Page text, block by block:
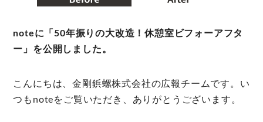
noteに「50年振りの大改造！休憩室ビフォーアフタ
ー」を公開しました。
こんにちは、金剛鋲螺株式会社の広報チームです。い
つもnoteをご覧いただき、ありがとうございます。